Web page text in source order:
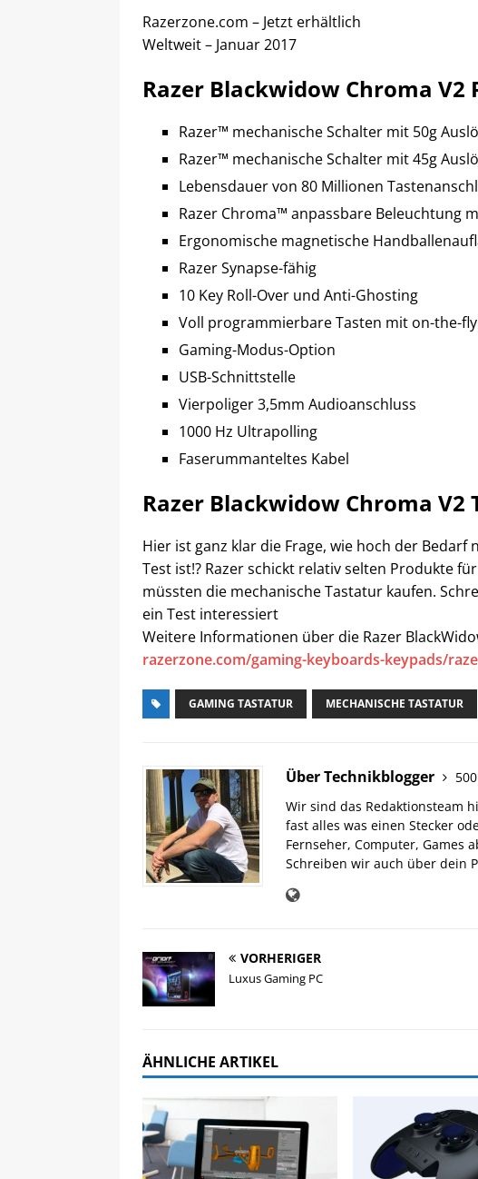
Razerzone.com – Jetzt erhältlich
Weltweit – Januar 2017
Razer Blackwidow Chroma
Razer™ mechanische Schalter mit 50g
Razer™ mechanische Schalter mit 45g
Lebensdauer von 80 Millionen
Razer Chroma™ anpassbare Beleuchtung
Ergonomische magnetische
Razer Synapse-fähig
10 Key Roll-Over und Anti-Ghosting
Voll programmierbare Tasten mit on-the-
Gaming-Modus-Option
USB-Schnittstelle
Vierpoliger 3,5mm Audioanschluss
1000 Hz Ultrapolling
Faserummanteltes Kabel
Razer Blackwidow Chroma V2
Hier ist ganz klar die Frage, wie hoch der Bedarf
Test ist!? Razer schickt relativ selten Produkte
müssten die mechanische Tastatur kaufen.
ein Test interessiert
Weitere Informationen über die Razer
razerzone.com/gaming-keyboards-keypads/
GAMING TASTATUR MECHANISCHE TASTATUR
Über Technikblogger
Wir sind das Redaktionsteam
fast alles was einen Stecker
Fernseher, Computer, Games
Schreiben wir auch über dein
VORHERIGER
Luxus Gaming PC
ÄHNLICHE ARTIKEL